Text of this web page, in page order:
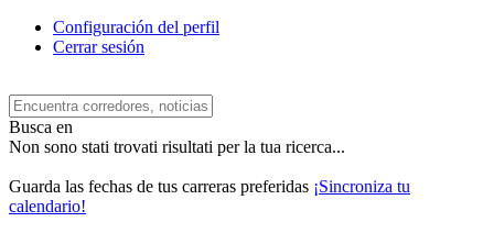
Configuración del perfil
Cerrar sesión
Busca en
Non sono stati trovati risultati per la tua ricerca...
Guarda las fechas de tus carreras preferidas ¡Sincroniza tu
calendario!